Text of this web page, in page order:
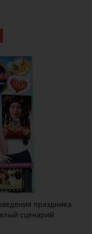
праздника
сценарий